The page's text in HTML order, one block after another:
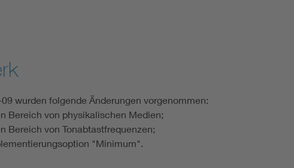
wurden folgende Änderungen vorgenommen:
Bereich von physikalischen Medien;
Bereich von Tonabtastfrequenzen;
"Minimum".